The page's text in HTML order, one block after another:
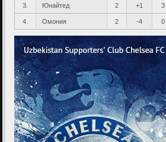
3. Юнайтед 2 +1 3
4. Омония 2 -4 0